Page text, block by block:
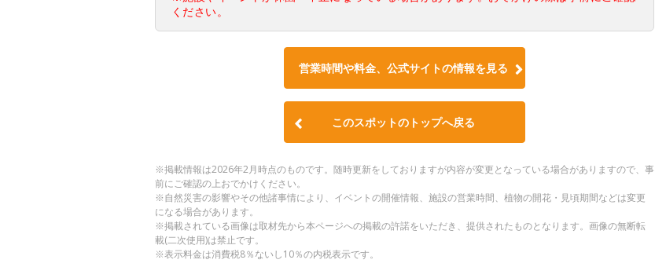
ください。
営業時間や料金、公式サイトの情報を見る
このスポットのトップへ戻る
※掲載情報は2026年2月時点のものです。随時更新をしておりますが内容が変更となっている場合がありますので、事
前にご確認の上おでかけください。
※自然災害の影響やその他諸事情により、イベントの開催情報、施設の営業時間、植物の開花・見頃期間などは変更
になる場合があります。
※掲載されている画像は取材先から本ページへの掲載の許諾をいただき、提供されたものとなります。画像の無断転
載(二次使用)は禁止です。
※表示料金は消費税8％ないし10％の内税表示です。